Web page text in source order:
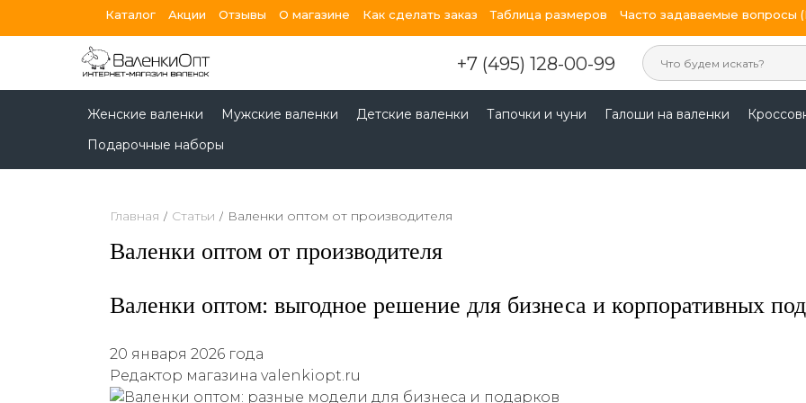
Каталог Акции Отзывы О магазине Как сделать заказ Таблица размеров Часто задаваемые вопросы
Авторизация
+7 (495) 128-00-99
Женские валенки Мужские валенки Детские валенки Тапочки и чуни Галоши на валенки
Подарочные наборы
Главная / Статьи / Валенки оптом от производителя
Валенки оптом от производителя
Валенки оптом: выгодное решение для бизнеса и корпоративных
20 января 2026 года
Редактор магазина valenkiopt.ru